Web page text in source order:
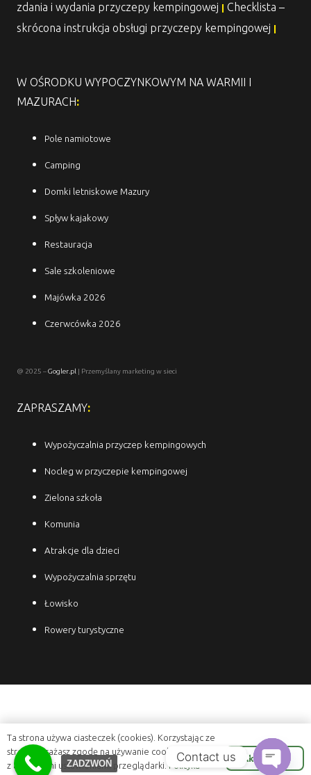
zdania i wydania przyczepy kempingowej
Checklista –
skrócona instrukcja obsługi przyczepy kempingowej
W OŚRODKU WYPOCZYNKOWYM NA WARMII I
MAZURACH:
Pole namiotowe
Camping
Domki letniskowe Mazury
Spływ kajakowy
Restauracja
Sale szkoleniowe
Majówka 2026
Czerwcówka 2026
@ 2025 –Gogler.pl | Przemyślany marketing w sieci
ZAPRASZAMY:
Wypożyczalnia przyczep kempingowych
Nocleg w przyczepie kempingowej
Zielona szkoła
Komunia
Atrakcje dla dzieci
Wypożyczalnia sprzętu
Łowisko
Rowery turystyczne
Wypożyczalnia aut Szczecin
ZADZWOŃ
Ta strona używa ciasteczek (cookies). Korzystając ze
strony wyrażasz zgodę na używanie cookie, zgodnie
z aktualnymi ustawieniami przeglądarki. Polityka
Akceptuje
Contact us